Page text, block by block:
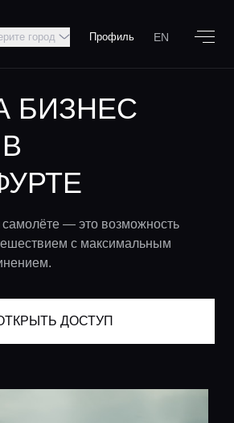
город Профиль EN
БИЗНЕС
самолёте — это возможность
с максимальным
ДОСТУП